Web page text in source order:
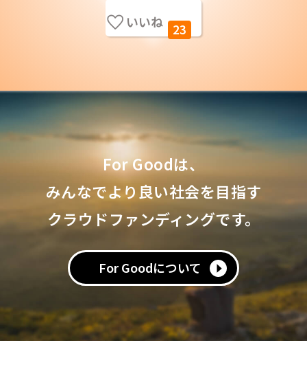
いいね 23
For Goodは、
みんなでより良い社会を目指す
クラウドファンディングです。
For Goodについて